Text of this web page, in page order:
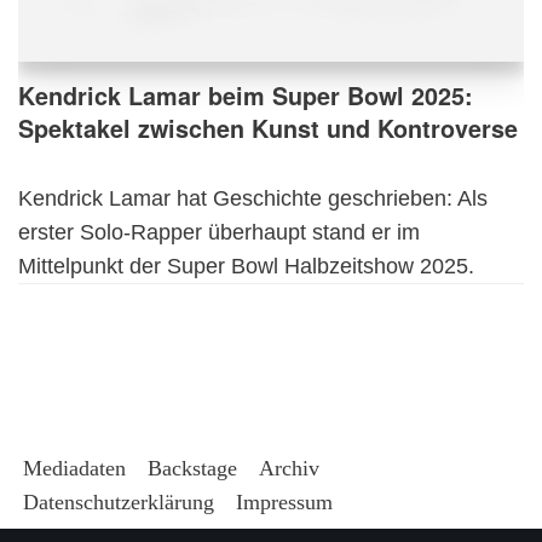
Kendrick Lamar beim Super Bowl 2025:
Spektakel zwischen Kunst und Kontroverse
Kendrick Lamar hat Geschichte geschrieben: Als
erster Solo-Rapper überhaupt stand er im
Mittelpunkt der Super Bowl Halbzeitshow 2025.
Mediadaten Backstage
Archiv
Datenschutzerklärung
Impressum